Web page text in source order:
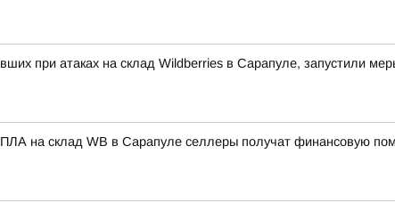
при атаках на склад Wildberries в Сарапуле, запустили
на склад WB в Сарапуле селлеры получат финансовую